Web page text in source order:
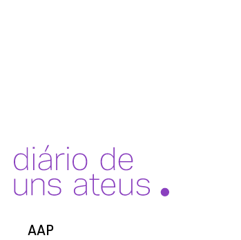
AAP